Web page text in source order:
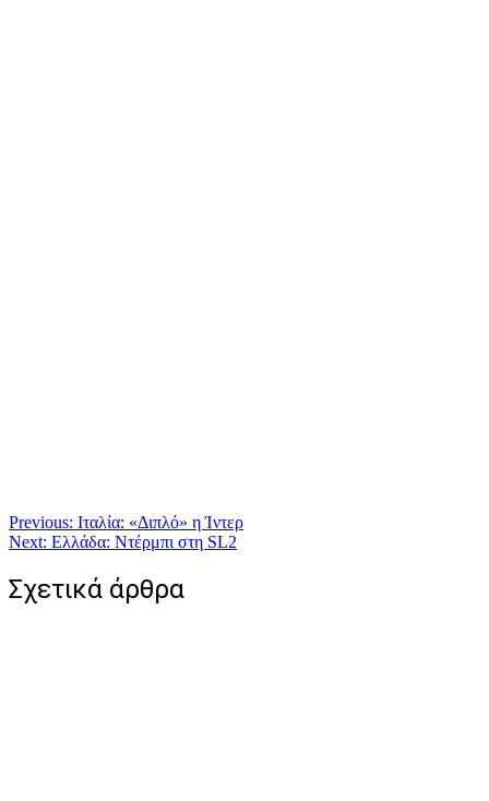
Πλοήγηση
άρθρων
Previous: Ιταλία: «Διπλό» η Ίντερ
Next: Ελλάδα: Ντέρμπι στη SL2
Σχετικά άρθρα